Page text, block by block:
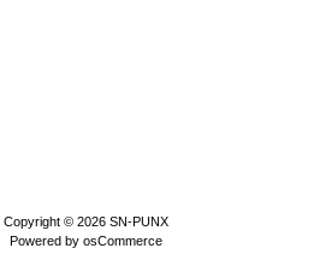
Copyright © 2026 SN-PUNX
Powered by osCommerce